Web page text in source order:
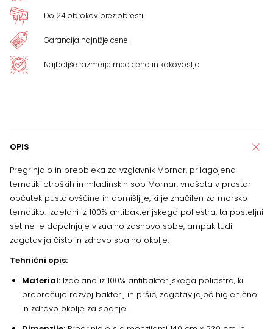
Do 24 obrokov brez obresti
Garancija najnižje cene
Najboljše razmerje med ceno in kakovostjo
OPIS
Pregrinjalo in preobleka za vzglavnik Mornar, prilagojena
tematiki otroških in mladinskih sob Mornar, vnašata v prostor
občutek pustolovščine in domišljije, ki je značilen za morsko
tematiko. Izdelani iz 100% antibakterijskega poliestra, ta posteljni
set ne le dopolnjuje vizualno zasnovo sobe, ampak tudi
zagotavlja čisto in zdravo spalno okolje.
Tehnični opis:
Material: Izdelano iz 100% antibakterijskega poliestra, ki
preprečuje razvoj bakterij in pršic, zagotavljajoč higienično
in zdravo okolje za spanje.